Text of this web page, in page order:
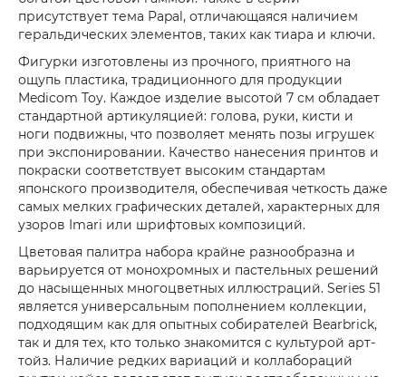
присутствует тема Papal, отличающаяся наличием
геральдических элементов, таких как тиара и ключи.
Фигурки изготовлены из прочного, приятного на
ощупь пластика, традиционного для продукции
Medicom Toy. Каждое изделие высотой 7 см обладает
стандартной артикуляцией: голова, руки, кисти и
ноги подвижны, что позволяет менять позы игрушек
при экспонировании. Качество нанесения принтов и
покраски соответствует высоким стандартам
японского производителя, обеспечивая четкость даже
самых мелких графических деталей, характерных для
узоров Imari или шрифтовых композиций.
Цветовая палитра набора крайне разнообразна и
варьируется от монохромных и пастельных решений
до насыщенных многоцветных иллюстраций. Series 51
является универсальным пополнением коллекции,
подходящим как для опытных собирателей Bearbrick,
так и для тех, кто только знакомится с культурой арт-
тойз. Наличие редких вариаций и коллабораций